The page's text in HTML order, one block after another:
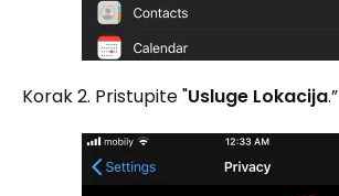
Korak 2. Pristupite "Usluge Lokacija.”